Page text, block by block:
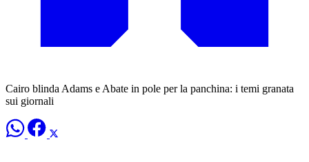
Cairo blinda Adams e Abate in pole per la panchina: i temi granata
sui giornali